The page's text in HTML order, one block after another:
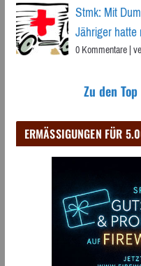
Stmk: Mit
Jähriger
0 Kommentare|
Zu den
ERMÄSSIGUNGEN FÜR